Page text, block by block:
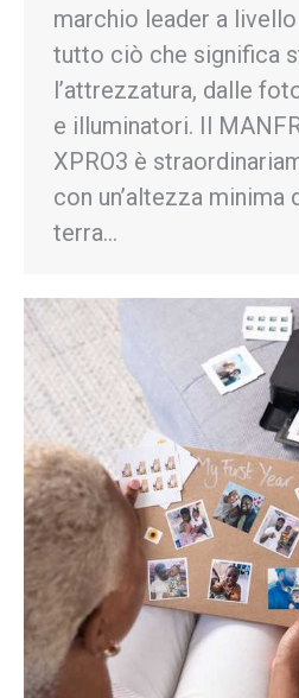
marchio leader a
tutto ciò che significa
l’attrezzatura, dalle
e illuminatori. Il
XPRO3 è
con un’altezza minima
terra…